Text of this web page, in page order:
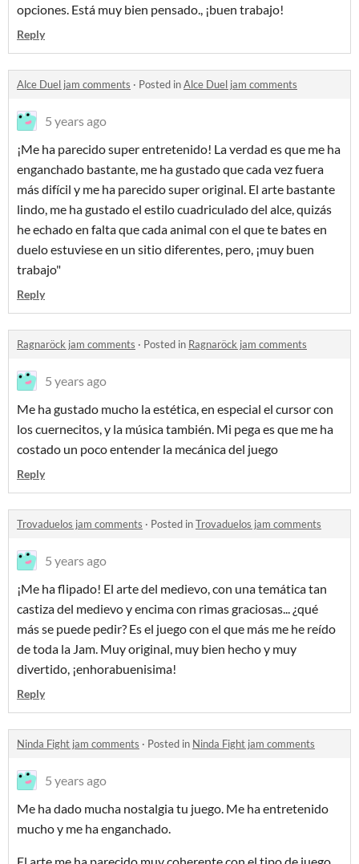
opciones. Está muy bien pensado., ¡buen trabajo!
Reply
Alce Duel jam comments · Posted inAlce Duel jam comments
5 years ago
¡Me ha parecido super entretenido! La verdad es que me ha
enganchado bastante, me ha gustado que cada vez fuera
más difícil y me ha parecido super original. El arte bastante
lindo, me ha gustado el estilo cuadriculado del alce, quizás
he echado en falta que cada animal con el que te bates en
duelo estuviese en un sitio diferentes, pero, ¡muy buen
trabajo"
Reply
Ragnaröck jam comments · Posted in Ragnaröck jam comments
5 years ago
Me ha gustado mucho la estética, en especial el cursor con
los cuernecitos, y la música también. Mi pega es que me ha
costado un poco entender la mecánica del juego
Reply
Trovaduelos jam comments · Posted inTrovaduelos jam comments
5 years ago
¡Me ha flipado! El arte del medievo, con una temática tan
castiza del medievo y encima con rimas graciosas... ¿qué
más se puede pedir? Es el juego con el que más me he reído
de toda la Jam. Muy original, muy bien hecho y muy
divertido, ¡enhorabuenisima!
Reply
Ninda Fight jam comments · Posted in Ninda Fight jam comments
5 years ago
Me ha dado mucha nostalgia tu juego. Me ha entretenido
mucho y me ha enganchado.